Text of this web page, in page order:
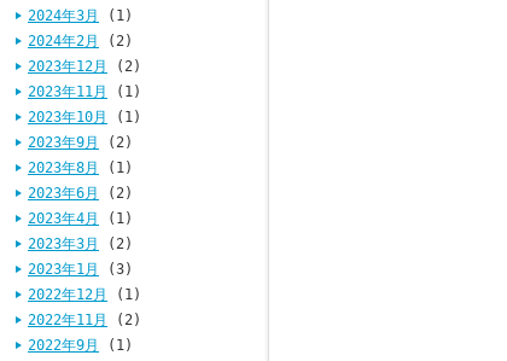
2024年3月
(1)
2024年2月
(2)
2023年12月
(2)
2023年11月
(1)
2023年10月
(1)
2023年9月
(2)
2023年8月
(1)
2023年6月
(2)
2023年4月
(1)
2023年3月
(2)
2023年1月
(3)
2022年12月
(1)
2022年11月
(2)
2022年9月
(1)